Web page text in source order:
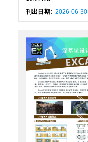
刊出日期: 2026-06-30